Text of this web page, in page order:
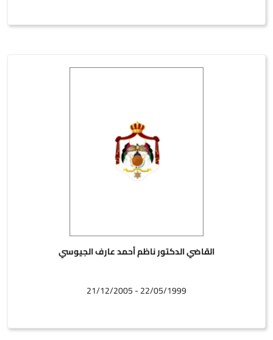
القاضي الدكتور ناظم أحمد عارف الجيوسي
22/05/1999 - 21/12/2005